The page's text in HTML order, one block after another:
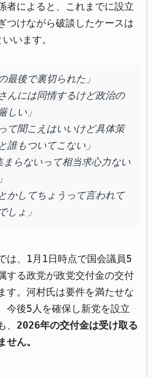
者によると、これまでに設立
つけながら破談したケースは
います。
最後で裏切られた」
んには同情するけど政治の
しい」
て聞こえはいいけど具体策
誰もついてこない」
まらないって相当求心力ない
かしてちょうって言われて
しょ」
は、1月1日時点で国会議員5
する政党が政党交付金の交付
す。河村氏は要件を満たせな
今後5人を確保し新党を設立
、 2026年の交付金は受け取る
せん。